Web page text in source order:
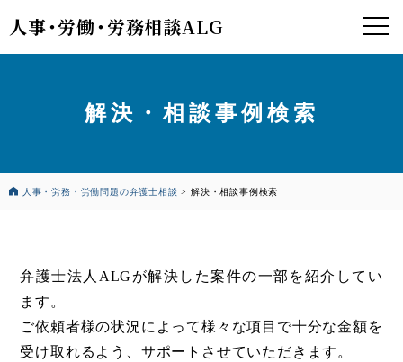
人事・労働・労務相談ALG
解決・相談事例検索
人事・労務・労働問題の弁護士相談 >解決・相談事例検索
弁護士法人ALGが解決した案件の一部を紹介してい
ます。
ご依頼者様の状況によって様々な項目で十分な金額を
受け取れるよう、サポートさせていただきます。